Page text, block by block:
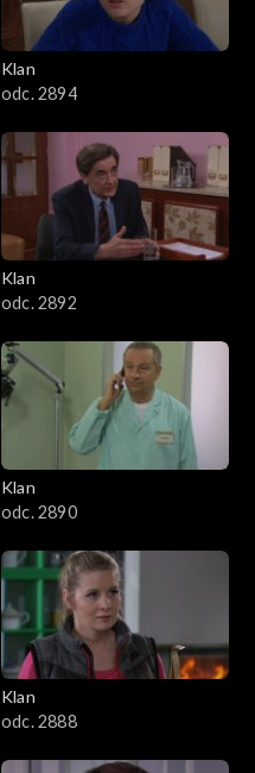
Klan
odc. 2894
Klan
odc. 2892
Klan
odc. 2890
Klan
odc. 2888